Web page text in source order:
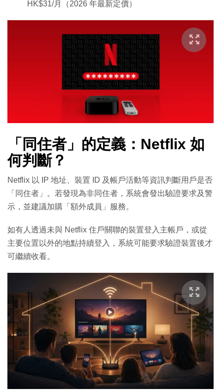
HK$31/月（2026 年最新定價）
「同住者」的定義：Netflix 如
何判斷？
Netflix 以 IP 地址、裝置 ID 及帳戶活動等資訊判斷用戶是否
「同住者」。若發現為非同住者，系統會發出驗證要求及警
示，並建議加購「額外成員」服務。
如有人透過未與 Netflix 住戶關聯的裝置登入主帳戶，或從
主要位置以外的地點持續登入，系統可能要求驗證裝置後才
可繼續收看。